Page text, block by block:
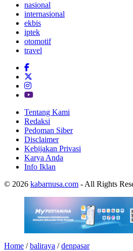
nasional
internasional
ekbis
iptek
otomotif
travel
Tentang Kami
Redaksi
Pedoman Siber
Disclaimer
Kebijakan Privasi
Karya Anda
Info Iklan
© 2026 kabarnusa.com - All Rights
Home /baliraya /denpasar